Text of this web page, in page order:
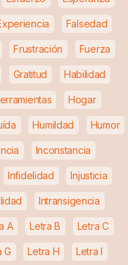
Falsedad
Frustración Fuerza
Gratitud Habilidad
Hogar
Humildad Humor
Inconstancia
Infidelidad Injusticia
Intransigencia
A Letra B Letra C
G Letra H Letra I